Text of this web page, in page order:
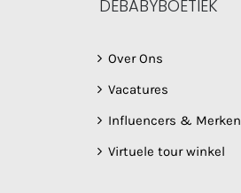
DEBABYBOETIEK
Over Ons
Vacatures
Influencers & Merken
Virtuele tour winkel